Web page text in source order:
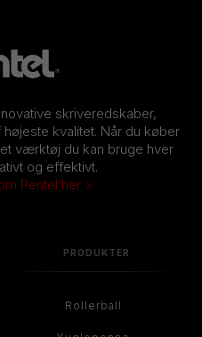
skriveredskaber,
kvalitet. Når du køber
værktøj du kan bruge hver
og effektivt.
Pentel her >
PRODUKTER
Rollerball